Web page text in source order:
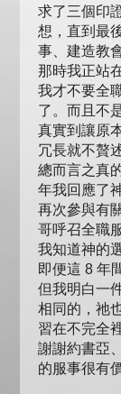
求了三個印
想，直到最
事、建造教
那時我正站
我才不要全
了。而且不
真實到讓原
冗長就不贅
總而言之真
年我回應了
再次參與有
哥呼召全職
我知道神的
即便這 8 年
但我明白一
相同的，祂
習在不完全
謝謝約書亞
的服事很有